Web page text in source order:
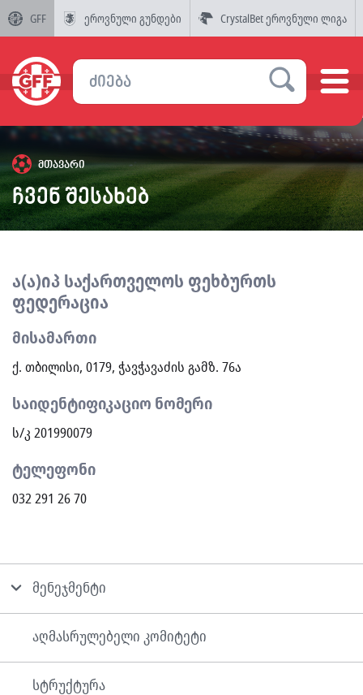
GFF ეროვნული გუნდები CrystalBet ეროვნული ლიგა
მთავარი
ჩვენ შესახებ
ა(ა)იპ საქართველოს ფეხბურთს
ფედერაცია
მისამართი
ქ. თბილისი, 0179, ჭავჭავაძის გამზ. 76ა
საიდენტიფიკაციო ნომერი
ს/კ 201990079
ტელეფონი
032 291 26 70
მენეჯმენტი
აღმასრულებელი კომიტეტი
სტრუქტურა